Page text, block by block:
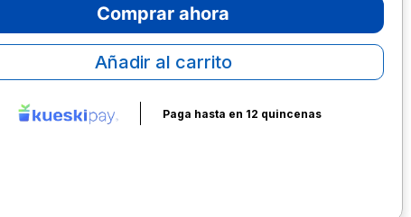
Comprar ahora
Añadir al carrito
Paga hasta en 12 quincenas